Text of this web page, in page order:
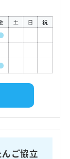
土 日 祝
ご協立